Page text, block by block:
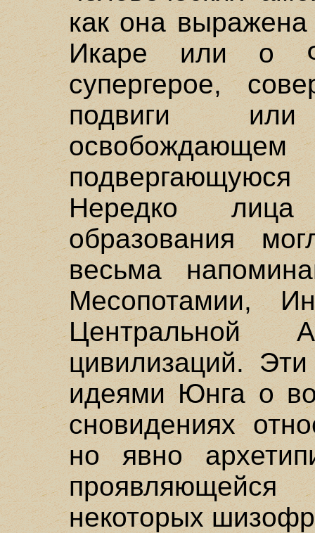
как она
Икаре или о
супергерое,
подвиги
Нередко лица
образования
весьма
Месопотамии,
Центральной
цивилизаций.
идеями Юнга о
сновидениях
но явно
некоторых